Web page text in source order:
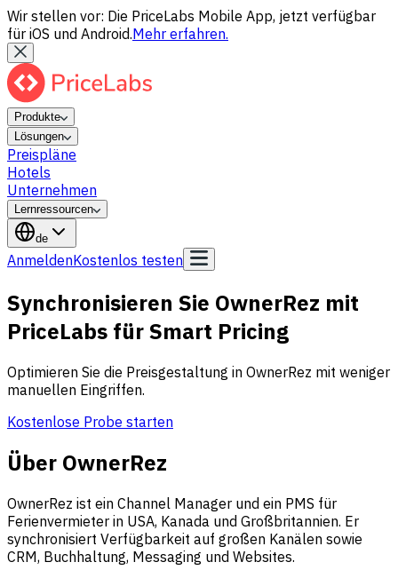
Wir stellen vor: Die PriceLabs Mobile App, jetzt verfügbar
für iOS und Android.Mehr erfahren.
Produkte
Lösungen
Preispläne
Hotels
Unternehmen
Lernressourcen
de
AnmeldenKostenlos testen
Synchronisieren Sie OwnerRez mit
PriceLabs für Smart Pricing
Optimieren Sie die Preisgestaltung in OwnerRez mit weniger
manuellen Eingriffen.
Kostenlose Probe starten
Über OwnerRez
OwnerRez ist ein Channel Manager und ein PMS für
Ferienvermieter in USA, Kanada und Großbritannien. Er
synchronisiert Verfügbarkeit auf großen Kanälen sowie
CRM, Buchhaltung, Messaging und Websites.